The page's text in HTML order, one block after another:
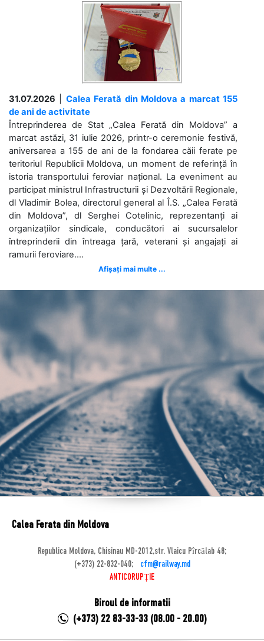
31.07.2026
Calea Ferată din Moldova a marcat 155
de ani de activitate
Întreprinderea de Stat „Calea Ferată din Moldova” a
marcat astăzi, 31 iulie 2026, printr-o ceremonie festivă,
aniversarea a 155 de ani de la fondarea căii ferate pe
teritoriul Republicii Moldova, un moment de referință în
istoria transportului feroviar național. La eveniment au
participat ministrul Infrastructurii și Dezvoltării Regionale,
dl Vladimir Bolea, directorul general al Î.S. „Calea Ferată
din Moldova”, dl Serghei Cotelinic, reprezentanți ai
organizațiilor sindicale, conducători ai sucursalelor
întreprinderii din întreaga țară, veterani și angajați ai
ramurii feroviare....
Afișați mai multe ...
Calea Ferata din Moldova
Republica Moldova, Chisinau MD-2012,str. Vlaicu Pîrcălab 48;
(+373) 22-832-040;
cfm@railway.md
ANTICORUPȚIE
Biroul de informatii
(+373) 22 83-33-33 (08.00 - 20.00)